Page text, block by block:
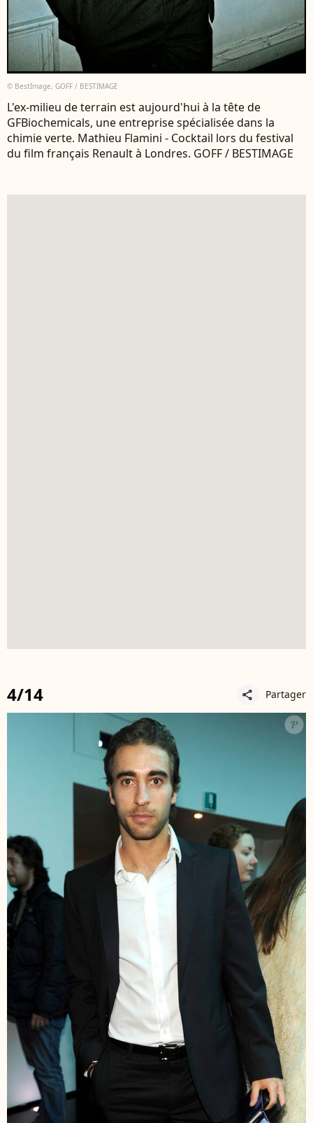
© BestImage, GOFF / BESTIMAGE
L'ex-milieu de terrain est aujourd'hui à la tête de
GFBiochemicals, une entreprise spécialisée dans la
chimie verte. Mathieu Flamini - Cocktail lors du festival
du film français Renault à Londres. GOFF / BESTIMAGE
4/14 share Partager